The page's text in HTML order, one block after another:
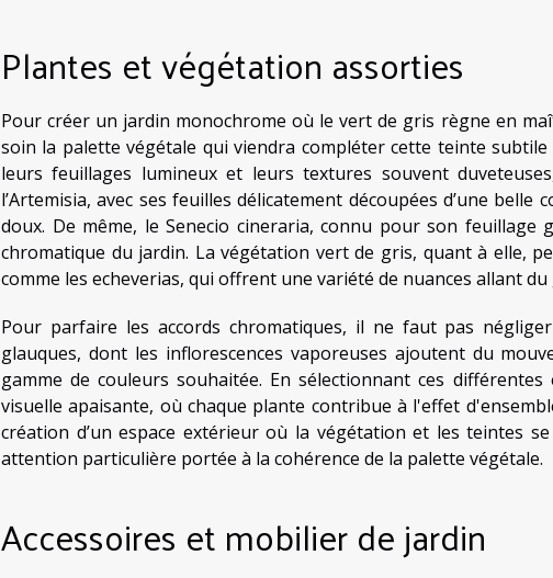
Plantes et végétation assorties
Pour créer un jardin monochrome où le vert de gris règne en
soin la palette végétale qui viendra compléter cette teinte
leurs feuillages lumineux et leurs textures souvent
l’Artemisia, avec ses feuilles délicatement découpées d’une
doux. De même, le Senecio cineraria, connu pour son feuillage
chromatique du jardin. La végétation vert de gris, quant à elle,
comme les echeverias, qui offrent une variété de nuances allant
Pour parfaire les accords chromatiques, il ne faut pas
glauques, dont les inflorescences vaporeuses ajoutent du
gamme de couleurs souhaitée. En sélectionnant ces
visuelle apaisante, où chaque plante contribue à l'effet
création d’un espace extérieur où la végétation et les teintes
attention particulière portée à la cohérence de la palette végétale.
Accessoires et mobilier de jardin